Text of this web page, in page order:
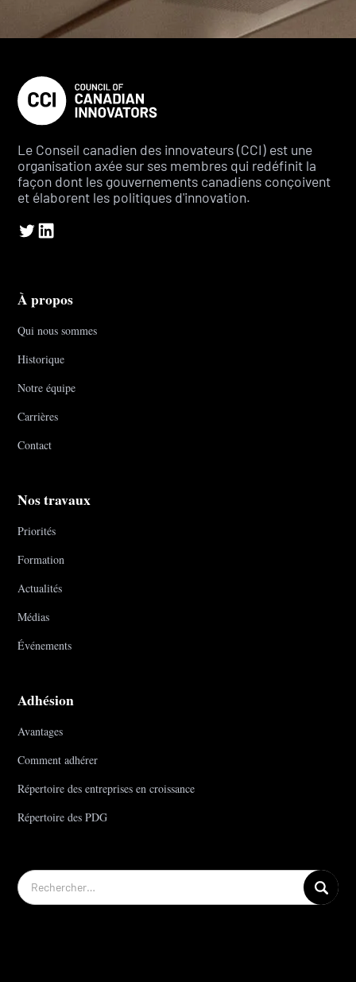
Le Conseil canadien des innovateurs (CCI) est une
organisation axée sur ses membres qui redéfinit la
façon dont les gouvernements canadiens conçoivent
et élaborent les politiques d'innovation.
À propos
Qui nous sommes
Historique
Notre équipe
Carrières
Contact
Nos travaux
Priorités
Formation
Actualités
Médias
Événements
Adhésion
Avantages
Comment adhérer
Répertoire des entreprises en croissance
Répertoire des PDG